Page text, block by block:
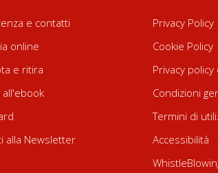
e contatti
online
e ritira
all'ebook
alla Newsletter
Privacy Policy
Cookie Policy
Privacy
Condizioni
Termini di
Accessibilità